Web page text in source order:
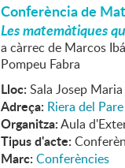
Conferència de
Les matemàtiques
a càrrec de Marcos
Pompeu Fabra
Lloc: Sala Josep
Adreça: Riera del
Organitza:Aula
Tipus d'acte:
Marc: Conferències